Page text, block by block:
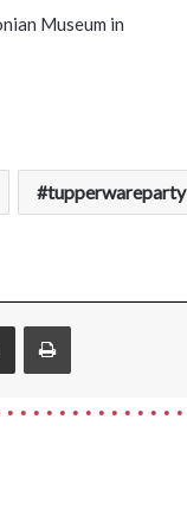
Museum in
tupperwareparty
Share via Email Print